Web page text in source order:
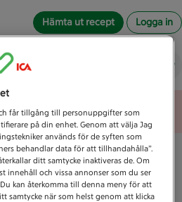
Hämta ut recept Logga in
idag?
error
får tillgång till personuppgifter som
på din enhet. Genom att välja Jag
används för de syften som
behandlar data för att tillhandahålla”.
ditt samtycke inaktiveras de. Om
innehåll och vissa annonser som du ser
kan återkomma till denna meny för att
samtycke när som helst genom att klicka